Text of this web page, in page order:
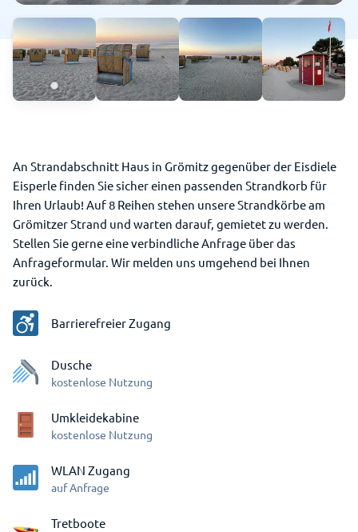
An Strandabschnitt Haus in Grömitz gegenüber der Eisdiele
Eisperle finden Sie sicher einen passenden Strandkorb für
Ihren Urlaub! Auf 8 Reihen stehen unsere Strandkörbe am
Grömitzer Strand und warten darauf, gemietet zu werden.
Stellen Sie gerne eine verbindliche Anfrage über das
Anfrageformular. Wir melden uns umgehend bei Ihnen
zurück.
Barrierefreier Zugang
Dusche
kostenlose Nutzung
Umkleidekabine
kostenlose Nutzung
WLAN Zugang
auf Anfrage
Tretboote